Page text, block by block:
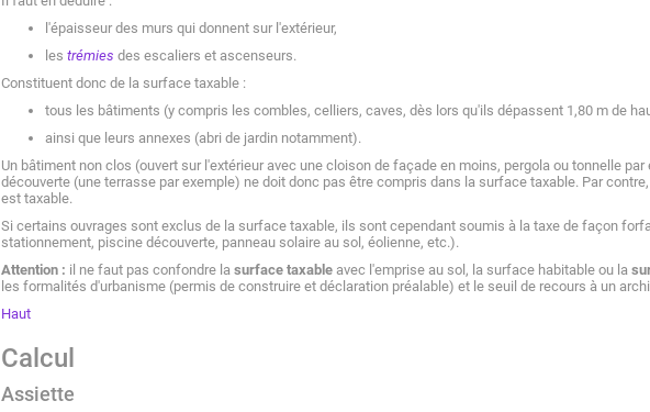
l'épaisseur des murs qui donnent sur l'extérieur,
les trémies des escaliers et ascenseurs.
Constituent donc de la surface taxable :
tous les bâtiments (y compris les combles, celliers, caves, dès lors qu'ils dépassent 1,80 m de
ainsi que leurs annexes (abri de jardin notamment).
Un bâtiment non clos (ouvert sur l'extérieur avec une cloison de façade en moins, pergola ou tonnelle
découverte (une terrasse par exemple) ne doit donc pas être compris dans la surface taxable. Par
est taxable.
Si certains ouvrages sont exclus de la surface taxable, ils sont cependant soumis à la taxe de façon
stationnement, piscine découverte, panneau solaire au sol, éolienne, etc.).
Attention : il ne faut pas confondre la surface taxable avec l'emprise au sol, la surface habitable ou la
les formalités d'urbanisme (permis de construire et déclaration préalable) et le seuil de recours à un
Haut
Calcul
Assiette